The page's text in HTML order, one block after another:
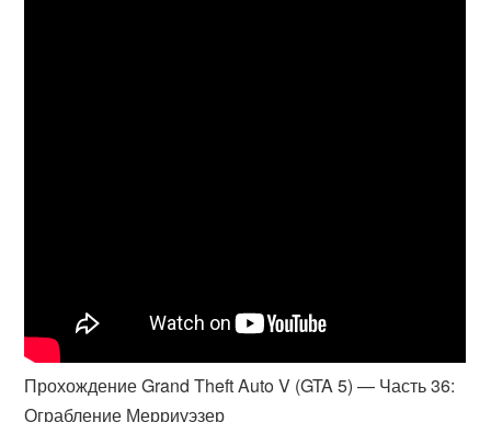
Прохождение Grand Theft Auto V (GTA 5) — Часть 36:
Ограбление Мерриуэзер